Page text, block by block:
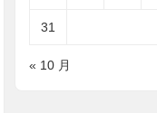
31
« 10 月